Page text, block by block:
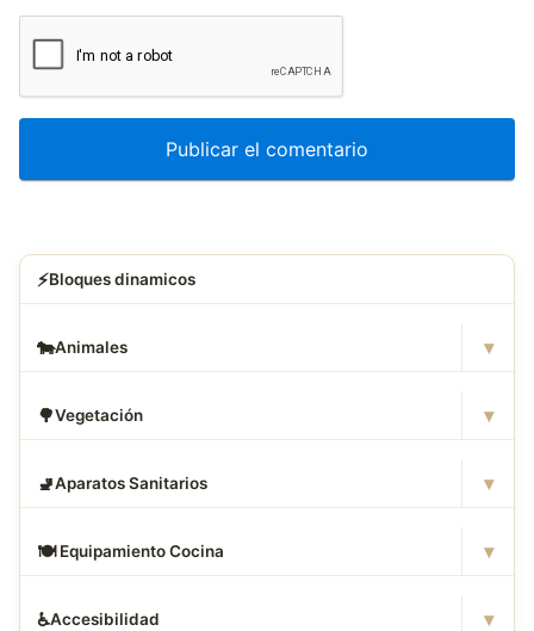
⚡Bloques dinamicos
🐄Animales ▾
🌳Vegetación ▾
🚽Aparatos Sanitarios ▾
🍽️ Equipamiento Cocina ▾
♿Accesibilidad ▾